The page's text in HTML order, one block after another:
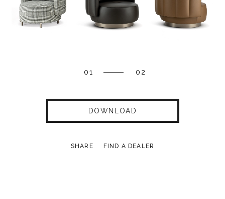
01 02
DOWNLOAD
SHARE FIND A DEALER